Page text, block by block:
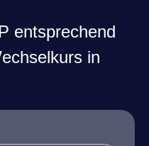
entsprechend
in